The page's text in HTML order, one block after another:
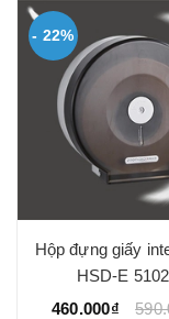
- 22%
Hộp đựng giấy
HSD-E
460.000₫